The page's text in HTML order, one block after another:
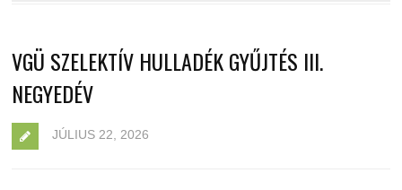
VGÜ SZELEKTÍV HULLADÉK GYŰJTÉS III.
NEGYEDÉV
JÚLIUS 22, 2026